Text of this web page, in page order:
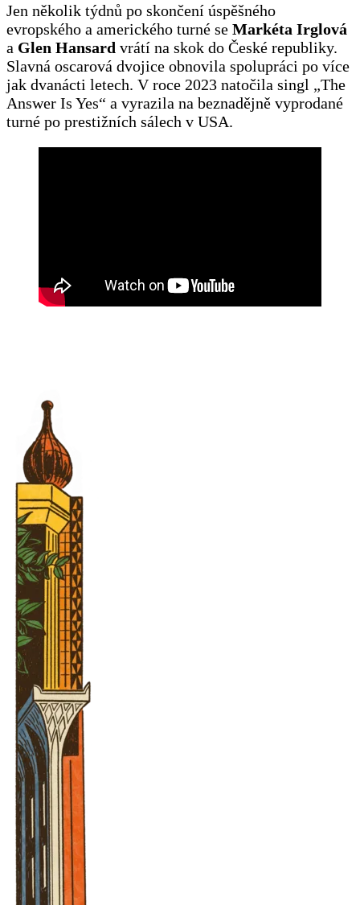
Jen několik týdnů po skončení úspěšného
evropského a amerického turné se Markéta Irglová
a Glen Hansard vrátí na skok do České republiky.
Slavná oscarová dvojice obnovila spolupráci po více
jak dvanácti letech. V roce 2023 natočila singl „The
Answer Is Yes“ a vyrazila na beznadějně vyprodané
turné po prestižních sálech v USA.